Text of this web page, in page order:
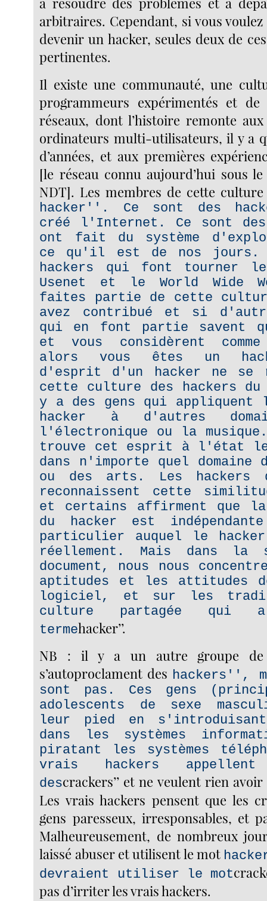
arbitraires. Cependant, si vous
devenir un hacker, seules deux de
pertinentes.
Il existe une communauté, une
programmeurs expérimentés et de
réseaux, dont l’histoire remonte
ordinateurs multi-utilisateurs, il y a
d’années, et aux premières
[le réseau connu aujourd’hui sous
NDT]. Les membres de cette
hacker''. Ce sont des
créé l'Internet. Ce sont
ont fait du système
ce qu'il est de nos jours.
hackers qui font tourner les
Usenet et le World Wide
faites partie de cette
avez contribué et si
qui en font partie savent
et vous considèrent
alors vous êtes un
d'esprit d'un hacker ne se
cette culture des hackers
y a des gens qui
hacker à d'autres
l'électronique ou la
trouve cet esprit à l'état le
dans n'importe quel domaine
ou des arts. Les hackers
reconnaissent cette
et certains affirment que la
du hacker est
particulier auquel le hacker
réellement. Mais dans la
document, nous nous
aptitudes et les attitudes
logiciel, et sur les
culture partagée qui
termehacker’’.
NB : il y a un autre groupe de
s’autoproclament des hackers'',
sont pas. Ces gens
adolescents de sexe
leur pied en
dans les systèmes
piratant les systèmes
vrais hackers
descrackers’’ et ne veulent rien
Les vrais hackers pensent que les
gens paresseux, irresponsables, et
Malheureusement, de nombreux
laissé abuser et utilisent le mot
devraient utiliser le mot
pas d’irriter les vrais hackers.